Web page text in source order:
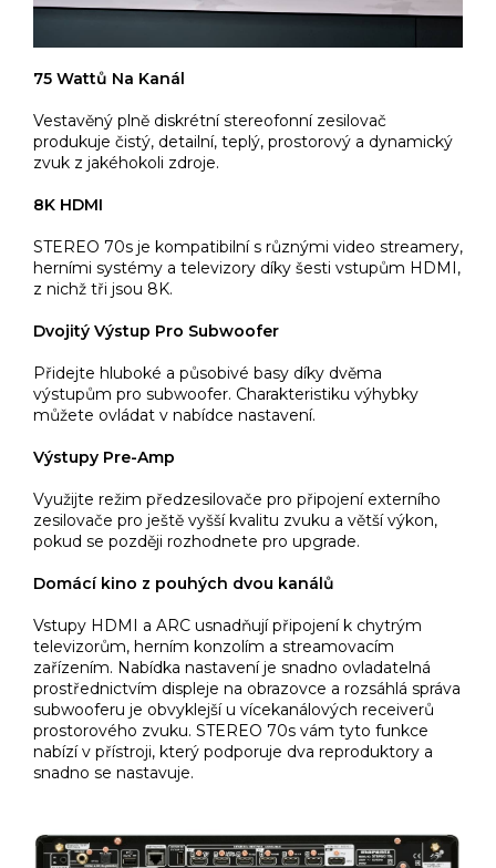
75 Wattů Na Kanál
Vestavěný plně diskrétní stereofonní zesilovač
produkuje čistý, detailní, teplý, prostorový a dynamický
zvuk z jakéhokoli zdroje.
8K HDMI
STEREO 70s je kompatibilní s různými video streamery,
herními systémy a televizory díky šesti vstupům HDMI,
z nichž tři jsou 8K.
Dvojitý Výstup Pro Subwoofer
Přidejte hluboké a působivé basy díky dvěma
výstupům pro subwoofer. Charakteristiku výhybky
můžete ovládat v nabídce nastavení.
Výstupy Pre-Amp
Využijte režim předzesilovače pro připojení externího
zesilovače pro ještě vyšší kvalitu zvuku a větší výkon,
pokud se později rozhodnete pro upgrade.
Domácí kino z pouhých dvou kanálů
Vstupy HDMI a ARC usnadňují připojení k chytrým
televizorům, herním konzolím a streamovacím
zařízením. Nabídka nastavení je snadno ovladatelná
prostřednictvím displeje na obrazovce a rozsáhlá správa
subwooferu je obvyklejší u vícekanálových receiverů
prostorového zvuku. STEREO 70s vám tyto funkce
nabízí v přístroji, který podporuje dva reproduktory a
snadno se nastavuje.